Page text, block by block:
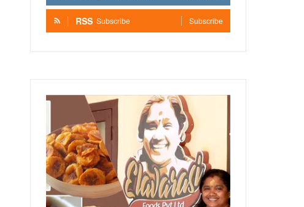
RSS Subscribe Subscribe